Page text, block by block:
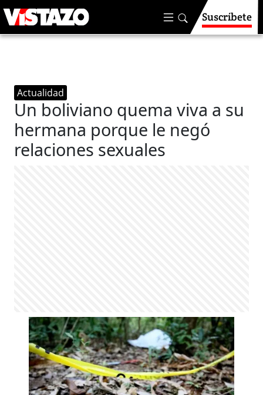
Suscríbete
Actualidad
Un boliviano quema viva a su
hermana porque le negó
relaciones sexuales